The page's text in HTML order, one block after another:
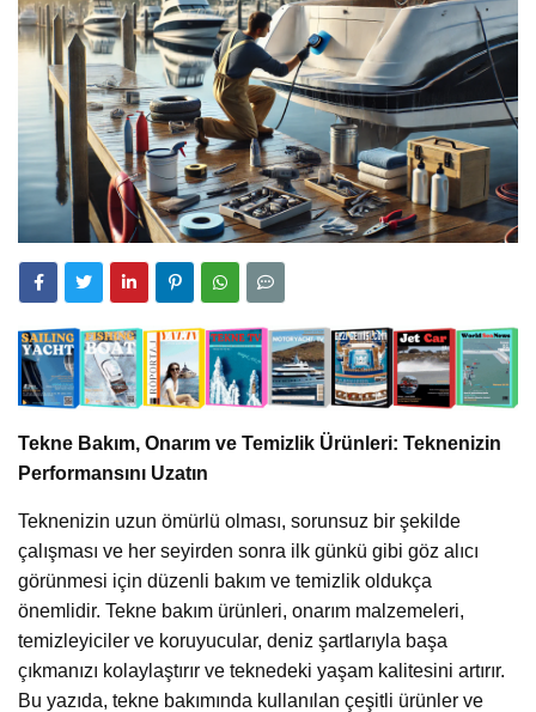
Tekne Bakım, Onarım ve Temizlik Ürünleri: Teknenizin
Performansını Uzatın
Teknenizin uzun ömürlü olması, sorunsuz bir şekilde
çalışması ve her seyirden sonra ilk günkü gibi göz alıcı
görünmesi için düzenli bakım ve temizlik oldukça
önemlidir. Tekne bakım ürünleri, onarım malzemeleri,
temizleyiciler ve koruyucular, deniz şartlarıyla başa
çıkmanızı kolaylaştırır ve teknedeki yaşam kalitesini artırır.
Bu yazıda, tekne bakımında kullanılan çeşitli ürünler ve